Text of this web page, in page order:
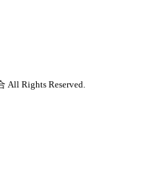
All Rights Reserved.